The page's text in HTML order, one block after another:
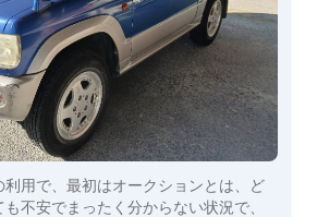
用で、最初はオークションとは、ど
不安でまったく分からない状況で、